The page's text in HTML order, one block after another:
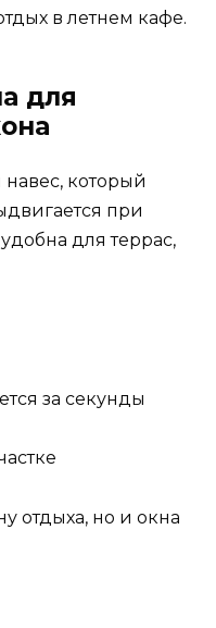
в летнем кафе.
для
который
при
для террас,
за секунды
отдыха, но и окна